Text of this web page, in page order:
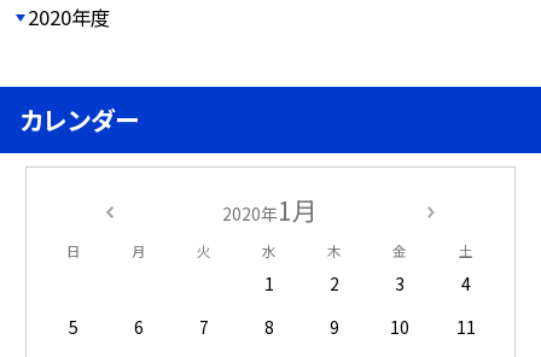
2020年度
カレンダー
2020年1月
日 月 火 水 木 金 土
1 2 3
4
5
6 7 8 9 10
11